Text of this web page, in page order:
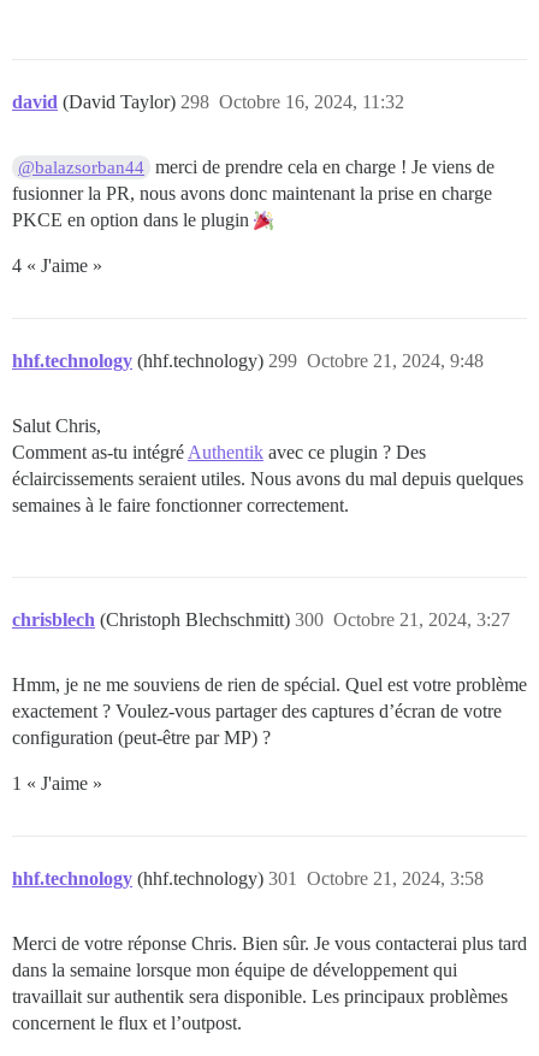
david (David Taylor) Octobre 16, 2024, 11:32
298
@balazsorban44 merci de prendre cela en charge ! Je viens de
fusionner la PR, nous avons donc maintenant la prise en charge
PKCE en option dans le plugin
4 « J'aime »
hhf.technology (hhf.technology) Octobre 21, 2024, 9:48
299
Salut Chris,
Comment as-tu intégré Authentik avec ce plugin ? Des
éclaircissements seraient utiles. Nous avons du mal depuis quelques
semaines à le faire fonctionner correctement.
chrisblech (Christoph Blechschmitt) Octobre 21, 2024, 3:27
300
Hmm, je ne me souviens de rien de spécial. Quel est votre problème
exactement ? Voulez-vous partager des captures d’écran de votre
configuration (peut-être par MP) ?
1 « J'aime »
hhf.technology (hhf.technology) Octobre 21, 2024, 3:58
301
Merci de votre réponse Chris. Bien sûr. Je vous contacterai plus tard
dans la semaine lorsque mon équipe de développement qui
travaillait sur authentik sera disponible. Les principaux problèmes
concernent le flux et l’outpost.